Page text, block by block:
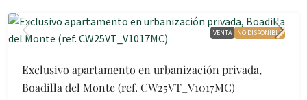
VENTA NO DISPONIBLE
Exclusivo apartamento en urbanización privada,
Boadilla del Monte (ref. CW25VT_V1017MC)